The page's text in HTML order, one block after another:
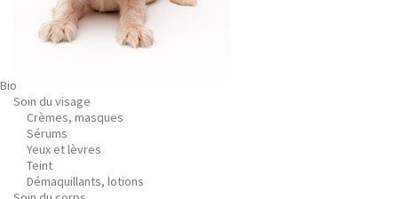
Bio
Soin du visage
Crèmes, masques
Sérums
Yeux et lèvres
Teint
Démaquillants, lotions